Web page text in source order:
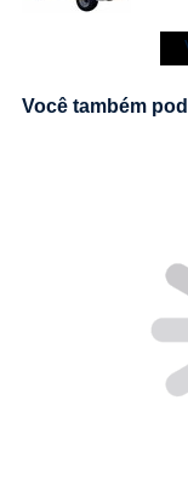
Você também